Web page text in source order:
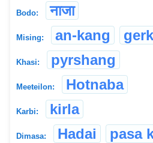
Bodo: नाजा
Mising: an-kang
Khasi: pyrshang
Meeteilon: Hotnaba
Karbi: kirla
Dimasa: Hadai pasa